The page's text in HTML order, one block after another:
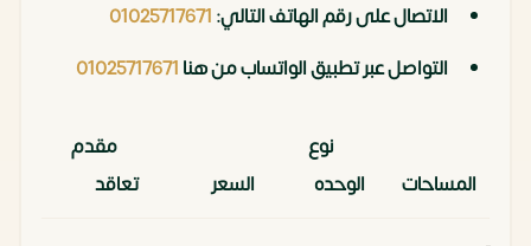
الاتصال على رقم الهاتف التالي:01025717671
التواصل عبر تطبيق الواتساب من هنا01025717671
المساحات
نوع
الوحده
السعر
مقدم
تعاقد